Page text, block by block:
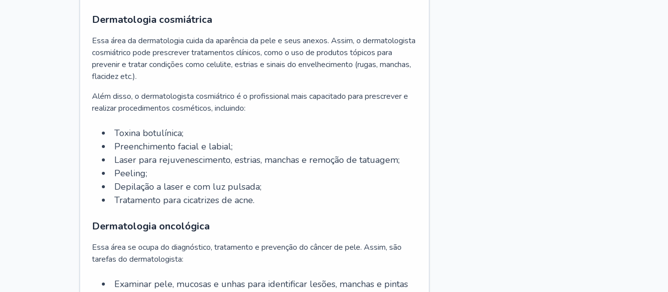
Dermatologia cosmiátrica
Essa área da dermatologia cuida da aparência da pele e seus anexos. Assim, o dermatologista
cosmiátrico pode prescrever tratamentos clínicos, como o uso de produtos tópicos para
prevenir e tratar condições como celulite, estrias e sinais do envelhecimento (rugas, manchas,
flacidez etc.).
Além disso, o dermatologista cosmiátrico é o profissional mais capacitado para prescrever e
realizar procedimentos cosméticos, incluindo:
Toxina botulínica;
Preenchimento facial e labial;
Laser para rejuvenescimento, estrias, manchas e remoção de tatuagem;
Peeling;
Depilação a laser e com luz pulsada;
Tratamento para cicatrizes de acne.
Dermatologia oncológica
Essa área se ocupa do diagnóstico, tratamento e prevenção do câncer de pele. Assim, são
tarefas do dermatologista:
Examinar pele, mucosas e unhas para identificar lesões, manchas e pintas